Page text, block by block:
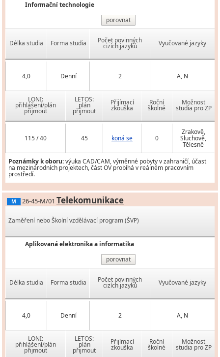
Informační technologie
porovnat
Délka studia Forma studia Počet povinných
cizích jazyků Vyučované jazyky
4,0 Denní 2 A, N
LONI:
přihlášení/plán
přijmout
LETOS:
plán
přijmout
Přijímací
zkouška
Roční
školné
Možnost
studia pro ZP
115 / 40 45 koná se 0
Zrakově,
Sluchově,
Tělesně
Poznámky k oboru:výuka CAD/CAM, výměnné pobyty v zahraničí, účast
na mezinárodních projektech, část OV probíhá v reálném pracovním
prostředí.
M 26-45-M/01 Telekomunikace
Zaměření nebo Školní vzdělávací program (ŠVP)
Aplikovaná elektronika a informatika
porovnat
Délka studia Forma studia Počet povinných
cizích jazyků Vyučované jazyky
4,0 Denní 2 A, N
LONI:
přihlášení/plán
přijmout
LETOS:
plán
přijmout
Přijímací
zkouška
Roční
školné
Možnost
studia pro ZP